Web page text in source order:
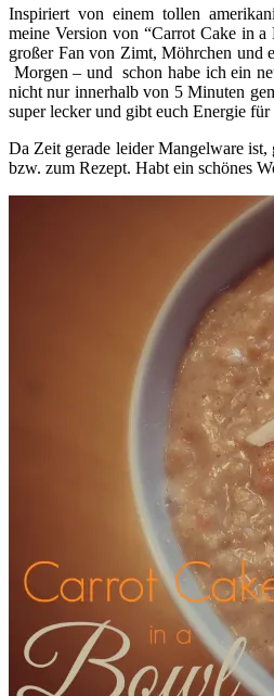
Inspiriert von einem tollen
meine Version von “Carrot Cake in
großer Fan von Zimt, Möhrchen und
Morgen – und schon habe ich ein
nicht nur innerhalb von 5 Minuten
super lecker und gibt euch Energie
Da Zeit gerade leider Mangelware ist,
bzw. zum Rezept. Habt ein schönes